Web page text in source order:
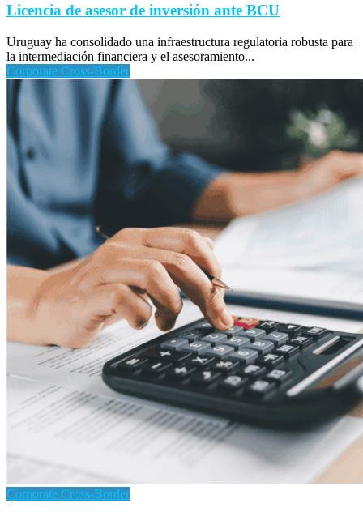
Licencia de asesor de inversión ante BCU
Uruguay ha consolidado una infraestructura regulatoria robusta para
la intermediación financiera y el asesoramiento...
Corporate Cross-Border
Corporate Cross-Border